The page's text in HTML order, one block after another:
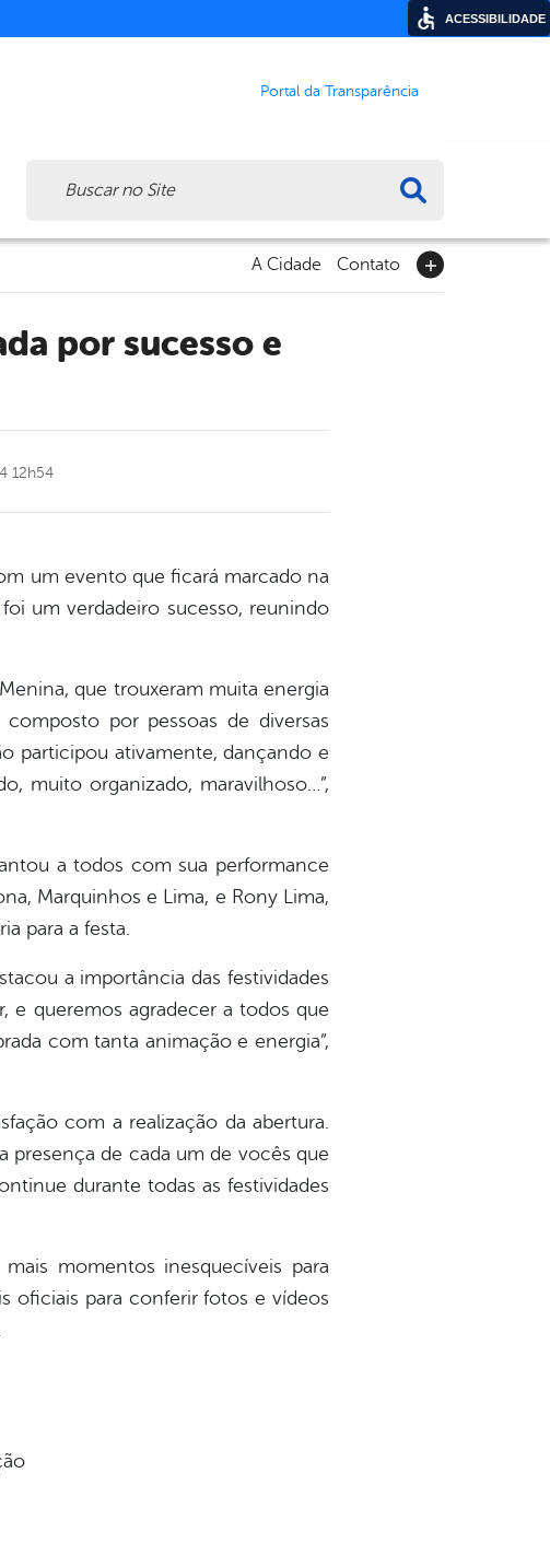
Portal da Transparência
A Cidade Contato
12h54
um evento que ficará marcado na
um verdadeiro sucesso, reunindo
que trouxeram muita energia
por pessoas de diversas
participou ativamente, dançando e
muito organizado, maravilhoso…”,
a todos com sua performance
Marquinhos e Lima, e Rony Lima,
para a festa.
a importância das festividades
e queremos agradecer a todos que
com tanta animação e energia”,
com a realização da abertura.
presença de cada um de vocês que
durante todas as festividades
momentos inesquecíveis para
oficiais para conferir fotos e vídeos
ACESSIBILIDADE